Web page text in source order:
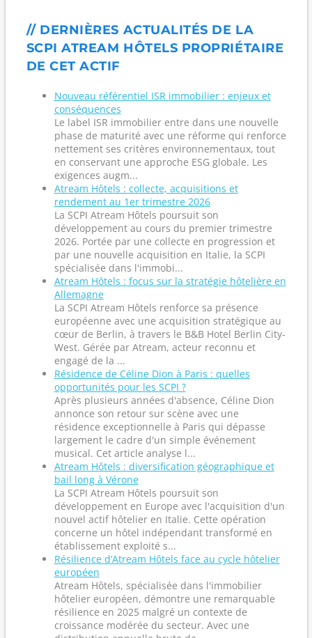
// DERNIÈRES ACTUALITÉS DE LA
SCPI ATREAM HÔTELS PROPRIÉTAIRE
DE CET ACTIF
Nouveau référentiel ISR immobilier : enjeux et
conséquences
Le label ISR immobilier entre dans une nouvelle
phase de maturité avec une réforme qui renforce
nettement ses critères environnementaux, tout
en conservant une approche ESG globale. Les
exigences augm...
Atream Hôtels : collecte, acquisitions et
rendement au 1er trimestre 2026
La SCPI Atream Hôtels poursuit son
développement au cours du premier trimestre
2026. Portée par une collecte en progression et
par une nouvelle acquisition en Italie, la SCPI
spécialisée dans l'immobi...
Atream Hôtels : focus sur la stratégie hôtelière en
Allemagne
La SCPI Atream Hôtels renforce sa présence
européenne avec une acquisition stratégique au
cœur de Berlin, à travers le B&B Hotel Berlin City-
West. Gérée par Atream, acteur reconnu et
engagé de la ...
Résidence de Céline Dion à Paris : quelles
opportunités pour les SCPI ?
Après plusieurs années d'absence, Céline Dion
annonce son retour sur scène avec une
résidence exceptionnelle à Paris qui dépasse
largement le cadre d'un simple événement
musical. Cet article analyse l...
Atream Hôtels : diversification géographique et
bail long à Vérone
La SCPI Atream Hôtels poursuit son
développement en Europe avec l'acquisition d'un
nouvel actif hôtelier en Italie. Cette opération
concerne un hôtel indépendant transformé en
établissement exploité s...
Résilience d’Atream Hôtels face au cycle hôtelier
européen
Atream Hôtels, spécialisée dans l'immobilier
hôtelier européen, démontre une remarquable
résilience en 2025 malgré un contexte de
croissance modérée du secteur. Avec une